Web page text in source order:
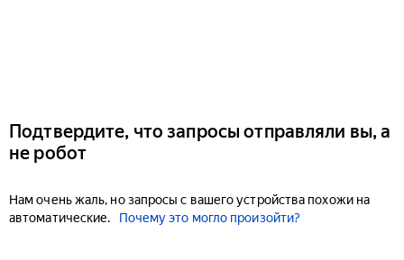
Подтвердите, что запросы отправляли вы, а
не робот
Нам очень жаль, но запросы с вашего устройства похожи на
автоматические.
Почему это могло произойти?